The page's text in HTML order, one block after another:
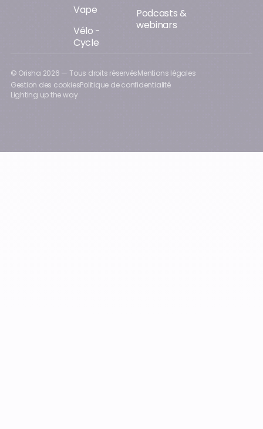
Vape
Vélo -
Cycle
Podcasts &
webinars
© Orisha 2026 — Tous droits réservésMentions légales
Gestion des cookiesPolitique de confidentialité
Lighting up the way